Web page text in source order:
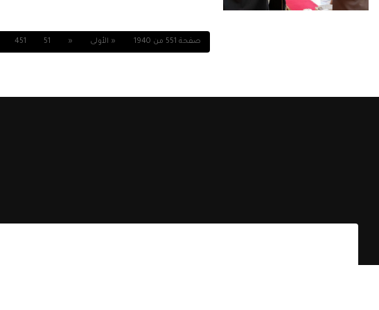
صفحة 551 من 1940 « الأولى «
51
451